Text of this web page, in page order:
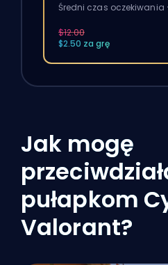
Średni czas oczekiwania
$12.00
$2.50 za grę
Jak mogę
pułapkom
Valorant?